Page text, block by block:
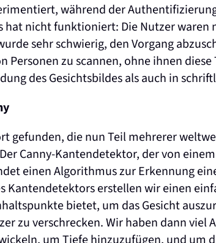
während der
hat nicht funktioniert: Die Nutzer waren
sehr schwierig, den Vorgang
Personen zu scannen, ohne ihnen
des Gesichtsbildes als auch in
gefunden, die nun Teil mehrerer
Canny-Kantendetektor, der von
einen Algorithmus zur Erkennung
Kantendetektors erstellen wir einen
bietet, um das Gesicht
zu verschrecken. Wir haben dann viel